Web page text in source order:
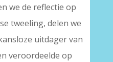
we de reflectie op
tweeling, delen we
uitdager van
veroordeelde op